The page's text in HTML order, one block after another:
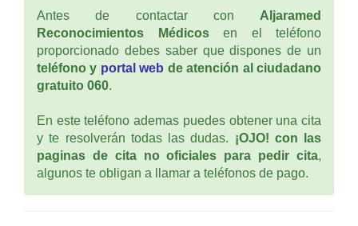
Antes de contactar con Aljaramed
Reconocimientos Médicosen el teléfono
proporcionado debes saber que dispones de un
teléfono y portal web de atención al ciudadano
gratuito 060.
En este teléfono ademas puedes obtener una cita
y te resolverán todas las dudas. ¡OJO! con las
paginas de cita no oficiales para pedir cita,
algunos te obligan a llamar a teléfonos de pago.